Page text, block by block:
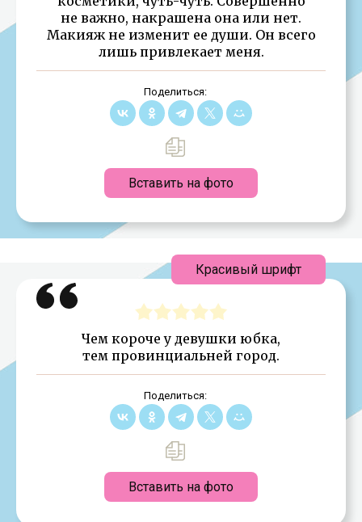
не важно, накрашена она или нет.
Макияж не изменит ее души. Он всего
лишь привлекает меня.
Поделиться:
Вставить на фото
Чем короче у девушки юбка,
тем провинциальней город.
Поделиться:
Вставить на фото
Красивый шрифт